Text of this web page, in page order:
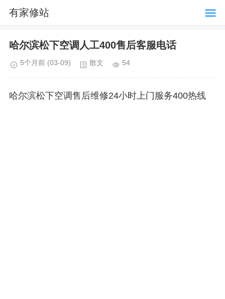
有家修站
哈尔滨松下空调人工400售后客服电话
5个月前 (03-09) 散文 54
哈尔滨松下空调售后维修24小时上门服务400热线